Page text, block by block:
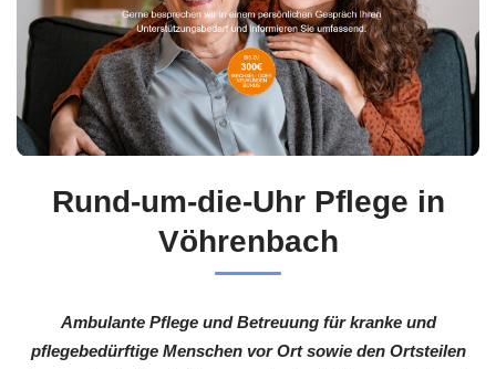
Rund-um-die-Uhr Pflege in
Vöhrenbach
Ambulante Pflege und Betreuung für kranke und
pflegebedürftige Menschen vor Ort sowie den Ortsteilen